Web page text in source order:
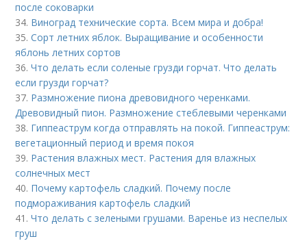
после соковарки
34. Виноград технические сорта. Всем мира и добра!
35.Сорт летних яблок. Выращивание и особенности
яблонь летних сортов
36.Что делать если соленые грузди горчат. Что делать
если грузди горчат?
37. Размножение пиона древовидного черенками.
Древовидный пион. Размножение стеблевыми черенками
38. Гиппеаструм когда отправлять на покой. Гиппеаструм:
вегетационный период и время покоя
39. Растения влажных мест. Растения для влажных
солнечных мест
40. Почему картофель сладкий. Почему после
подмораживания картофель сладкий
41.Что делать с зелеными грушами. Варенье из неспелых
груш